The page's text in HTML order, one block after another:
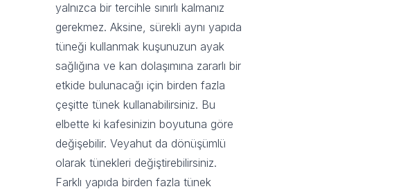
yalnızca bir tercihle sınırlı kalmanız
gerekmez. Aksine, sürekli aynı yapıda
tüneği kullanmak kuşunuzun ayak
sağlığına ve kan dolaşımına zararlı bir
etkide bulunacağı için birden fazla
çeşitte tünek kullanabilirsiniz. Bu
elbette ki kafesinizin boyutuna göre
değişebilir. Veyahut da dönüşümlü
olarak tünekleri değiştirebilirsiniz.
Farklı yapıda birden fazla tünek